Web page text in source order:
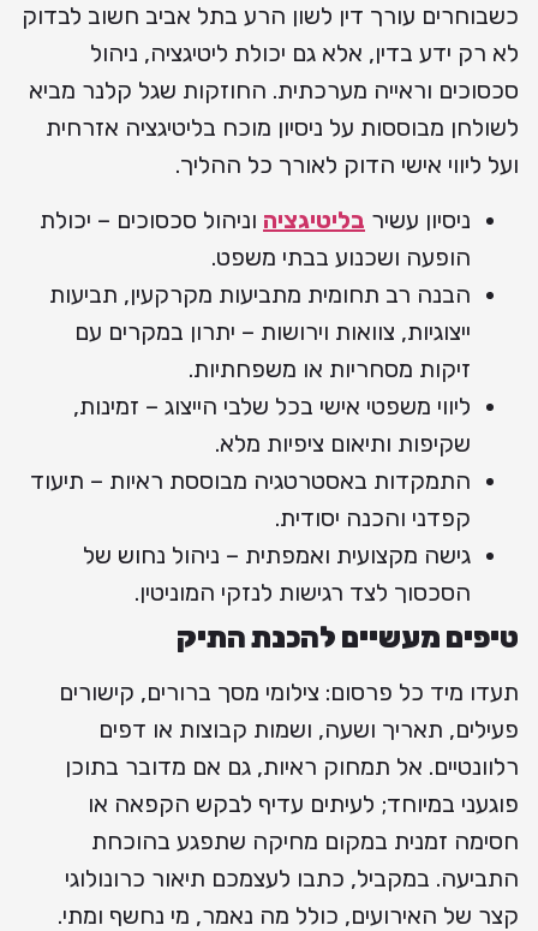
כשבוחרים עורך דין לשון הרע בתל אביב חשוב לבדוק
לא רק ידע בדין, אלא גם יכולת ליטיגציה, ניהול
סכסוכים וראייה מערכתית. החוזקות שגל קלנר מביא
לשולחן מבוססות על ניסיון מוכח בליטיגציה אזרחית
ועל ליווי אישי הדוק לאורך כל ההליך.
ניסיון עשיר בליטיגציה וניהול סכסוכים – יכולת
הופעה ושכנוע בבתי משפט.
הבנה רב תחומית מתביעות מקרקעין, תביעות
ייצוגיות, צוואות וירושות – יתרון במקרים עם
זיקות מסחריות או משפחתיות.
ליווי משפטי אישי בכל שלבי הייצוג – זמינות,
שקיפות ותיאום ציפיות מלא.
התמקדות באסטרטגיה מבוססת ראיות – תיעוד
קפדני והכנה יסודית.
גישה מקצועית ואמפתית – ניהול נחוש של
הסכסוך לצד רגישות לנזקי המוניטין.
טיפים מעשיים להכנת התיק
תעדו מיד כל פרסום: צילומי מסך ברורים, קישורים
פעילים, תאריך ושעה, ושמות קבוצות או דפים
רלוונטיים. אל תמחוק ראיות, גם אם מדובר בתוכן
פוגעני במיוחד; לעיתים עדיף לבקש הקפאה או
חסימה זמנית במקום מחיקה שתפגע בהוכחת
התביעה. במקביל, כתבו לעצמכם תיאור כרונולוגי
קצר של האירועים, כולל מה נאמר, מי נחשף ומתי.